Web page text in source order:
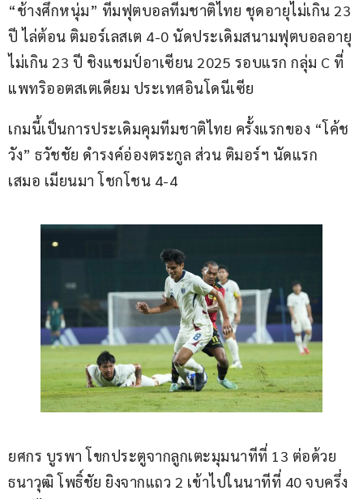
“ช้างศึกหนุ่ม” ทีมฟุตบอลทีมชาติไทย ชุดอายุไม่เกิน 23
ปี ไล่ต้อน ติมอร์เลสเต 4-0 นัดประเดิมสนามฟุตบอลอายุ
ไม่เกิน 23 ปี ชิงแชมป์อาเซียน 2025 รอบแรก กลุ่ม C ที่
แพทริออตสเตเดียม ประเทศอินโดนีเซีย
เกมนี้เป็นการประเดิมคุมทีมชาติไทย ครั้งแรกของ “โค้ช
วัง” ธวัชชัย ดำรงค์อ่องตระกูล ส่วน ติมอร์ฯ นัดแรก
เสมอ เมียนมา โชกโชน 4-4
ยศกร บูรพา โขกประตูจากลูกเตะมุมนาทีที่ 13 ต่อด้วย
ธนาวุฒิ โพธิ์ชัย ยิงจากแถว 2 เข้าไปในนาทีที่ 40 จบครึ่ง